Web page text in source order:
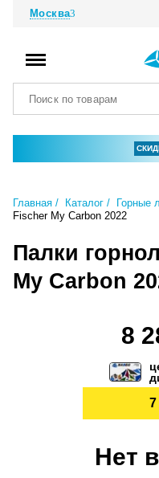
Москва
Главная Каталог Горные
Fischer My Carbon 2022
Палки
My Carbon
8
7
Нет